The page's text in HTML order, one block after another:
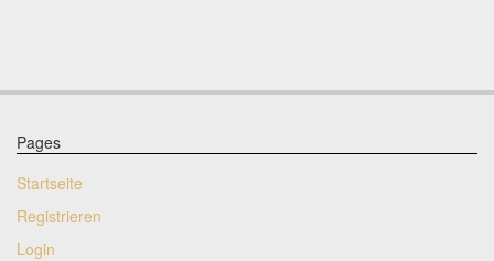
Pages
Startseite
Registrieren
Login